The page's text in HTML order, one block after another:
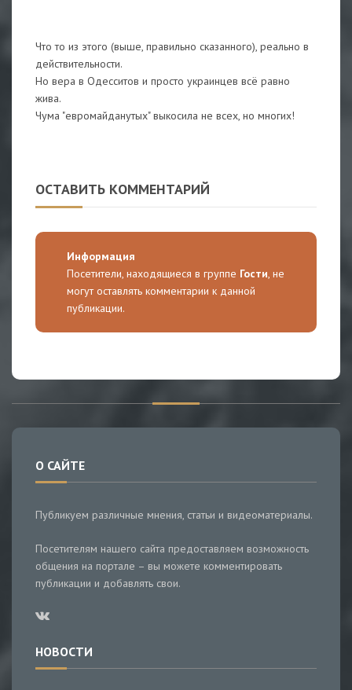
Что то из этого (выше, правильно сказанного), реально в
действительности.
Но вера в Одесситов и просто украинцев всё равно
жива.
Чума "евромайданутых" выкосила не всех, но многих!
ОСТАВИТЬ КОММЕНТАРИЙ
Информация
Посетители, находящиеся в группе Гости, не
могут оставлять комментарии к данной
публикации.
О САЙТЕ
Публикуем различные мнения, статьи и видеоматериалы.
Посетителям нашего сайта предоставляем возможность
общения на портале – вы можете комментировать
публикации и добавлять свои.
НОВОСТИ